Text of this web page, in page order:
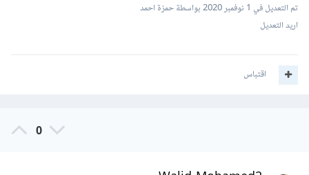
تم التعديل في 1 نوفمبر 2020
بواسطة حمزة احمد
اريد التعديل
اقتباس
0